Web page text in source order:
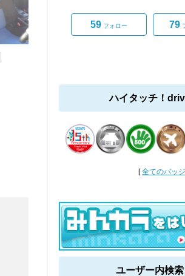
59 フォロー 79
ハイタッチ！
[全てのバッ
ユーザー内検索